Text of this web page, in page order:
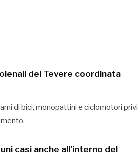
del Tevere coordinata
di bici, monopattini e ciclomotori privi
casi anche all’interno del